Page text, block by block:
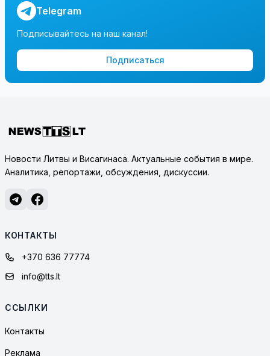
Telegram
Подписывайтесь на наш канал!
Подписаться
Новости Литвы и Висагинаса. Актуальные события в мире.
Аналитика, репортажи, обсуждения, дискуссии.
КОНТАКТЫ
+370 636 77774
info@tts.lt
ССЫЛКИ
Контакты
Реклама